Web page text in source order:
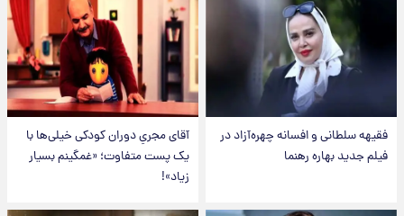
فقیهه سلطانی و افسانه چهره‌آزاد در
فیلم جدید بهاره رهنما
آقای مجریِ دوران کودکی خیلی‌ها با
یک پست متفاوت؛ «غمگینم بسیار
زیاد»!